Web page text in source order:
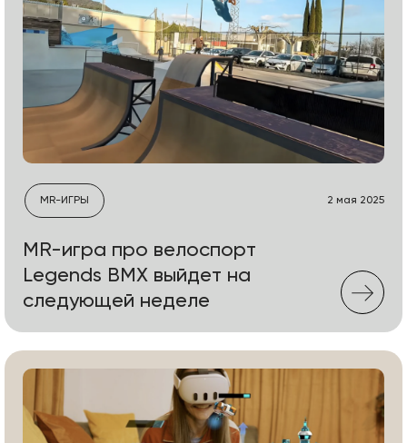
MR-ИГРЫ 2 мая 2025
MR-игра про велоспорт
Legends BMX выйдет на
следующей неделе